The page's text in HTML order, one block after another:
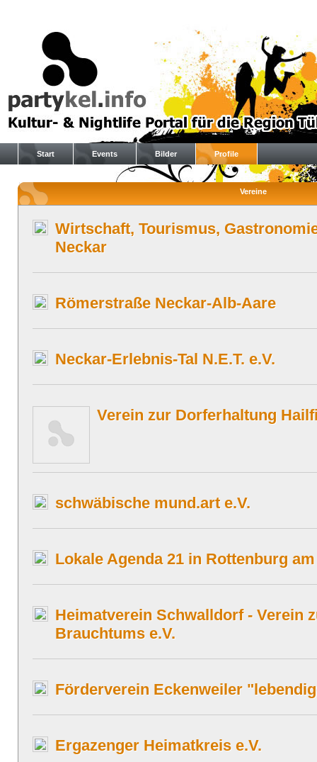
Start Events Bilder Profile
Vereine
Wirtschaft, Tourismus,
Neckar
Römerstraße Neckar-Alb-Aare
Neckar-Erlebnis-Tal N.E.T. e.V.
Verein zur Dorferhaltung
schwäbische mund.art e.V.
Lokale Agenda 21 in Rottenburg
Heimatverein Schwalldorf - Verein
Brauchtums e.V.
Förderverein Eckenweiler
Ergazenger Heimatkreis e.V.